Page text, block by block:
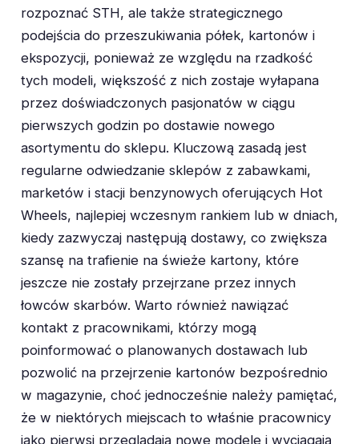
rozpoznać STH, ale także strategicznego
podejścia do przeszukiwania półek, kartonów i
ekspozycji, ponieważ ze względu na rzadkość
tych modeli, większość z nich zostaje wyłapana
przez doświadczonych pasjonatów w ciągu
pierwszych godzin po dostawie nowego
asortymentu do sklepu. Kluczową zasadą jest
regularne odwiedzanie sklepów z zabawkami,
marketów i stacji benzynowych oferujących Hot
Wheels, najlepiej wczesnym rankiem lub w dniach,
kiedy zazwyczaj następują dostawy, co zwiększa
szansę na trafienie na świeże kartony, które
jeszcze nie zostały przejrzane przez innych
łowców skarbów. Warto również nawiązać
kontakt z pracownikami, którzy mogą
poinformować o planowanych dostawach lub
pozwolić na przejrzenie kartonów bezpośrednio
w magazynie, choć jednocześnie należy pamiętać,
że w niektórych miejscach to właśnie pracownicy
jako pierwsi przeglądają nowe modele i wyciągają